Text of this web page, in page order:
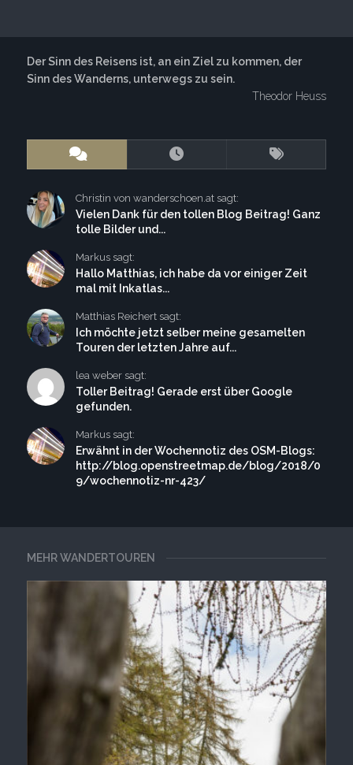
MEHR WANDERTOUREN
Der Sinn des Reisens ist, an ein Ziel zu kommen, der
Sinn des Wanderns, unterwegs zu sein.
Theodor Heuss
Christin von wanderschoen.at sagt:
Vielen Dank für den tollen Blog Beitrag! Ganz
tolle Bilder und...
Markus sagt:
Hallo Matthias, ich habe da vor einiger Zeit
mal mit Inkatlas...
Matthias Reichert sagt:
Ich möchte jetzt selber meine gesamelten
Touren der letzten Jahre auf...
lea weber sagt:
Toller Beitrag! Gerade erst über Google
gefunden.
Markus sagt:
Erwähnt in der Wochennotiz des OSM-Blogs:
http://blog.openstreetmap.de/blog/2018/0
9/wochennotiz-nr-423/